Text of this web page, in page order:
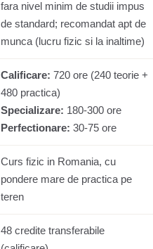
fara nivel minim de studii impus
de standard; recomandat apt de
munca (lucru fizic si la inaltime)
Calificare: 720 ore (240 teorie +
480 practica)
Specializare: 180-300 ore
Perfectionare: 30-75 ore
Curs fizic in Romania, cu
pondere mare de practica pe
teren
48 credite transferabile